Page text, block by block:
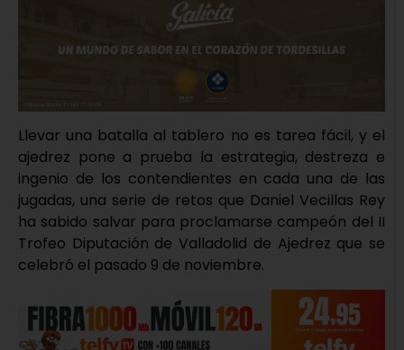
Llevar una batalla al tablero no es tarea fácil, y el
ajedrez pone a prueba la estrategia, destreza e
ingenio de los contendientes en cada una de las
jugadas, una serie de retos que Daniel Vecillas Rey
ha sabido salvar para proclamarse campeón del II
Trofeo Diputación de Valladolid de Ajedrez que se
celebró el pasado 9 de noviembre.